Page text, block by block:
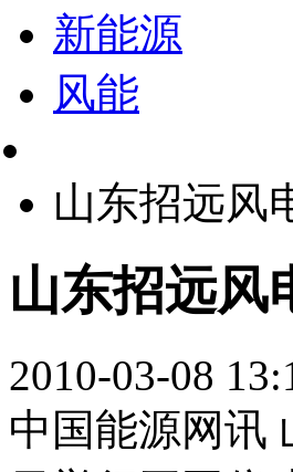
新能源
风能
山东招远风
山东招远风
2010-03-08
中国能源网讯